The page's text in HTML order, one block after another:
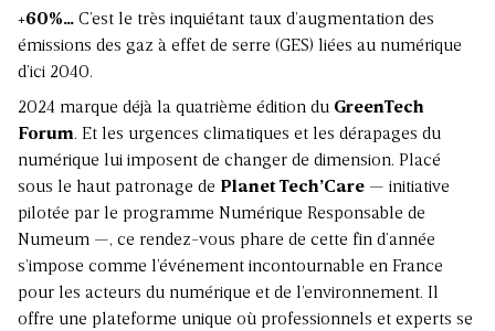
+60%… C’est le très inquiétant taux d’augmentation des
émissions des gaz à effet de serre (GES) liées au numérique
d’ici 2040.
2024 marque déjà la quatrième édition du GreenTech
Forum. Et les urgences climatiques et les dérapages du
numérique lui imposent de changer de dimension. Placé
sous le haut patronage de Planet Tech’Care — initiative
pilotée par le programme Numérique Responsable de
Numeum —, ce rendez-vous phare de cette fin d’année
s’impose comme l’événement incontournable en France
pour les acteurs du numérique et de l’environnement. Il
offre une plateforme unique où professionnels et experts se